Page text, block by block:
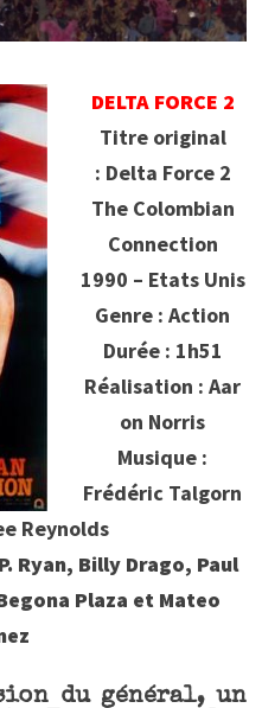
DELTA FORCE 2
Titre original
: Delta Force 2
The Colombian
Connection
1990 – Etats Unis
Genre : Action
Durée : 1h51
Réalisation : Aar
on Norris
Musique :
Frédéric Talgorn
Reynolds
Ryan, Billy Drago, Paul
Plaza et Mateo
du général, un